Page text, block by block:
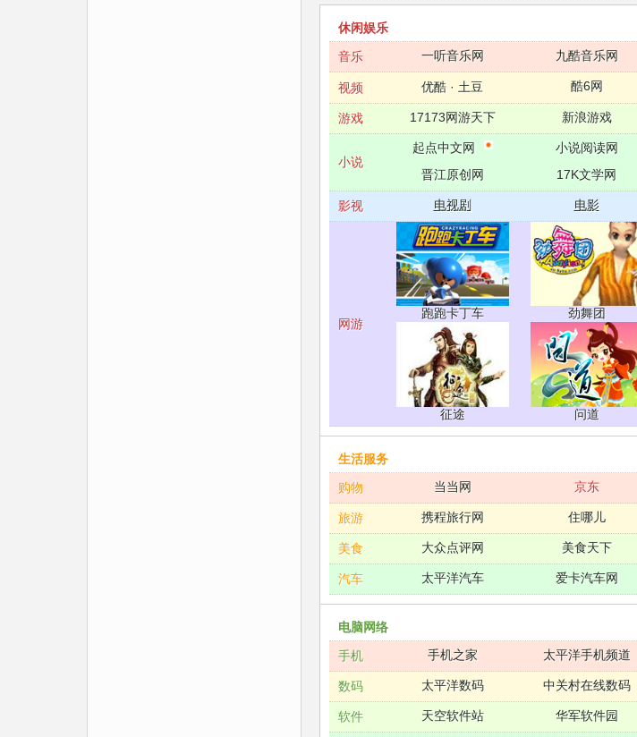
休闲娱乐
音乐
一听音乐网 九酷音乐网
视频 优酷 · 土豆 酷6网
游戏 17173网游天下 新浪游戏
小说
起点中文网 小说阅读网
晋江原创网
17K文学网
影视 电视剧 电影
网游
跑跑卡丁车 劲舞团
征途 问道
生活服务
购物
当当网 京东
旅游 携程旅行网 住哪儿
美食 大众点评网 美食天下
汽车 太平洋汽车 爱卡汽车网
电脑网络
手机
手机之家 太平洋手机频道
数码 太平洋数码 中关村在线数码
软件 天空软件站 华军软件园